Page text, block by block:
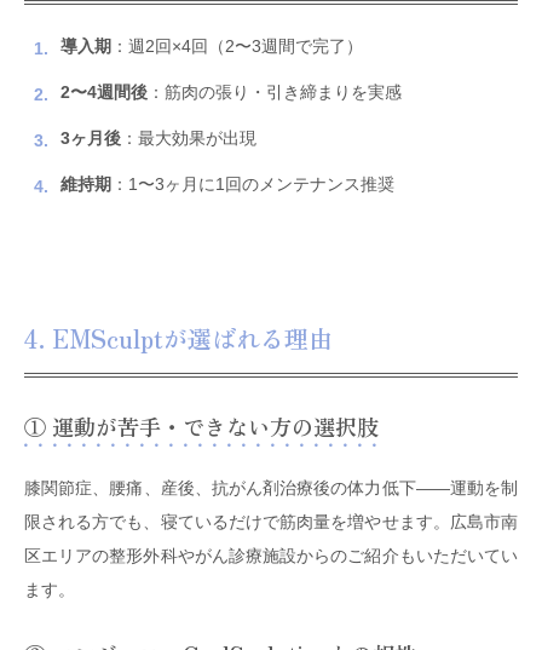
導入期 ：週2回×4回（2〜3週間で完了）
2〜4週間後 ：筋肉の張り・引き締まりを実感
3ヶ月後 ：最大効果が出現
維持期 ：1〜3ヶ月に1回のメンテナンス推奨
4. EMSculptが選ばれる理由
① 運動が苦手・できない方の選択肢
膝関節症、腰痛、産後、抗がん剤治療後の体力低下——運動を制
限される方でも、寝ているだけで筋肉量を増やせます。広島市南
区エリアの整形外科やがん診療施設からのご紹介もいただいてい
ます。